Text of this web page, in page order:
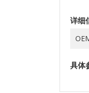
详细
具体